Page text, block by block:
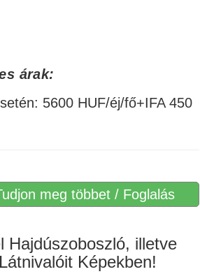
árak:
5600 HUF/éj/fő+IFA 450
meg többet / Foglalás
Hajdúszoboszló, illetve
Képekben!